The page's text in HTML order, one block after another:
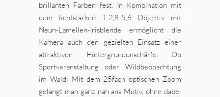
brillanten Farben fest. In Kombination mit
dem lichtstarken 1:2,8-5,6 Objektiv mit
Neun-Lamellen-Irisblende ermöglicht die
Kamera auch den gezielten Einsatz einer
attraktiven Hintergrundunschärfe. Ob
Sportveranstaltung oder Wildbeobachtung
im Wald: Mit dem 25fach optischen Zoom
gelangt man ganz nah ans Motiv, ohne dabei